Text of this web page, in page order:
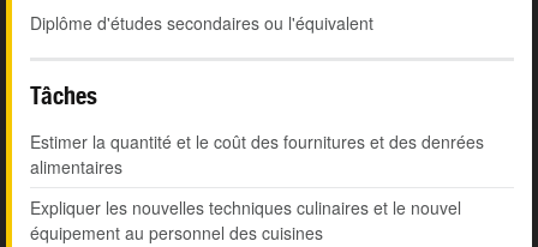
Diplôme d'études secondaires ou l'équivalent
Tâches
Estimer la quantité et le coût des fournitures et des denrées
alimentaires
Expliquer les nouvelles techniques culinaires et le nouvel
équipement au personnel des cuisines